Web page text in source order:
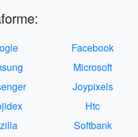
Facebook
Microsoft
Joypixels
Htc
Softbank